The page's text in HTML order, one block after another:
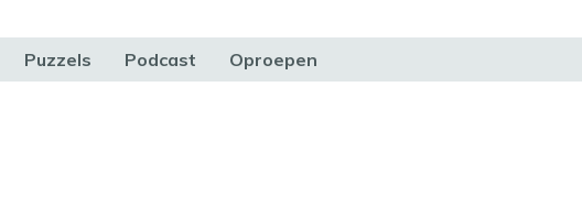
Puzzels Podcast Oproepen